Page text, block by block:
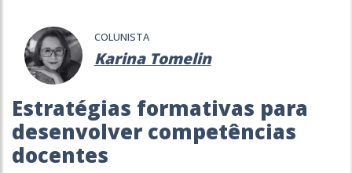
COLUNISTA
Karina Tomelin
Estratégias formativas para
desenvolver competências
docentes